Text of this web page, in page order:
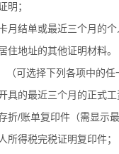
明；
月结单或最近三个月的个
住地址的其他证明材料。
（可选择下列各项中的任
具的最近三个月的正式
折/账单复印件（需显示
所得税完税证明复印件；